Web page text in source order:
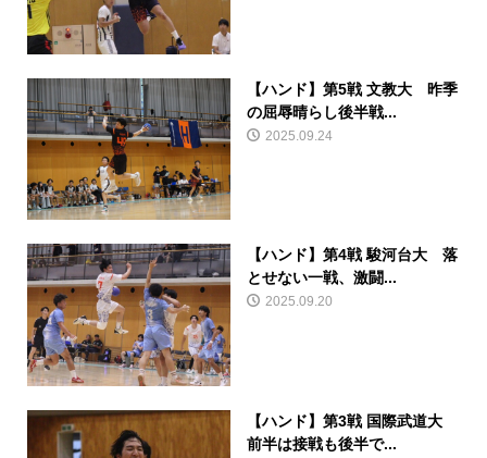
【ハンド】第5戦 文教大 昨季
の屈辱晴らし後半戦...
2025.09.24
【ハンド】第4戦 駿河台大 落
とせない一戦、激闘...
2025.09.20
【ハンド】第3戦 国際武道大
前半は接戦も後半で...